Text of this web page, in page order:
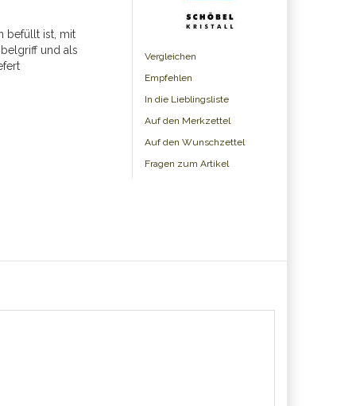
befüllt ist, mit
und als
Vergleichen
Empfehlen
In die Lieblingsliste
Auf den Merkzettel
Auf den Wunschzettel
Fragen zum Artikel